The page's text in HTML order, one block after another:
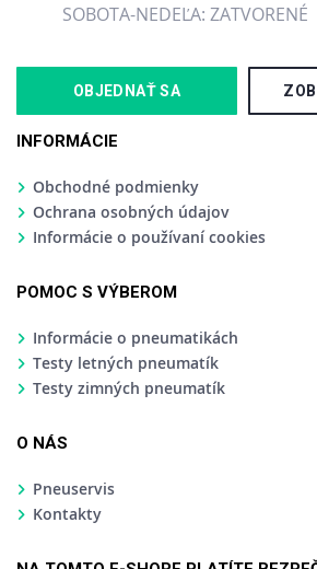
SOBOTA-NEDEĽA: ZATVORENÉ
OBJEDNAŤ SA
INFORMÁCIE
Obchodné podmienky
Ochrana osobných údajov
Informácie o používaní cookies
POMOC S VÝBEROM
Informácie o pneumatikách
Testy letných pneumatík
Testy zimných pneumatík
O NÁS
Pneuservis
Kontakty